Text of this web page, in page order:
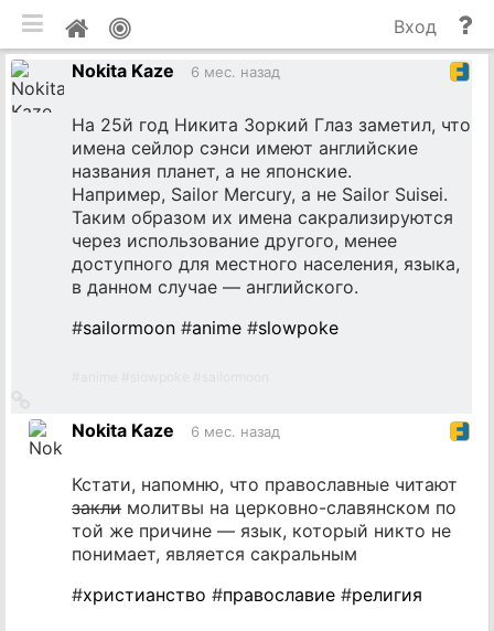
Мой
профиль
и
Вход
Nokita Kaze
6 мес. назад
На 25й год Никита Зоркий Глаз заметил, что
имена сейлор сэнси имеют английские
названия планет, а не японские.
Например, Sailor Mercury, а не Sailor Suisei.
Таким образом их имена сакрализируются
через использование другого, менее
доступного для местного населения, языка,
в данном случае — английского.
#sailormoon #anime #slowpoke
на
источникNokita Kaze 6 мес. назад
Кстати, напомню, что православные читают
закли молитвы на церковно-славянском по
той же причине — язык, который никто не
понимает, является сакральным
#христианство #православие #религия
мобильная версия